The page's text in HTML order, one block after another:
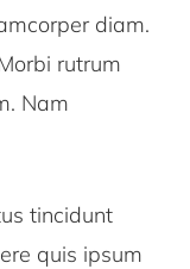
diam.
rutrum
Nam
tincidunt
quis ipsum